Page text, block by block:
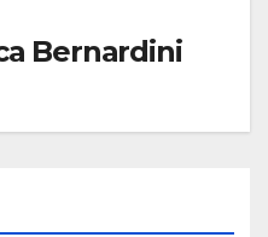
Bernardini